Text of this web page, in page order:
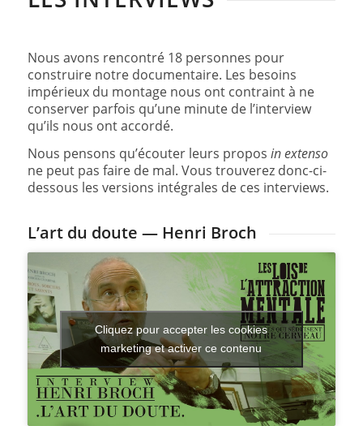
Nous avons rencontré 18 personnes pour
construire notre documentaire. Les besoins
impérieux du montage nous ont contraint à ne
conserver parfois qu’une minute de l’interview
qu’ils nous ont accordé.
Nous pensons qu’écouter leurs propos in extenso
ne peut pas faire de mal. Vous trouverez donc-ci-
dessous les versions intégrales de ces interviews.
L’art du doute — Henri Broch
Cliquez pour accepter les cookies
marketing et activer ce contenu